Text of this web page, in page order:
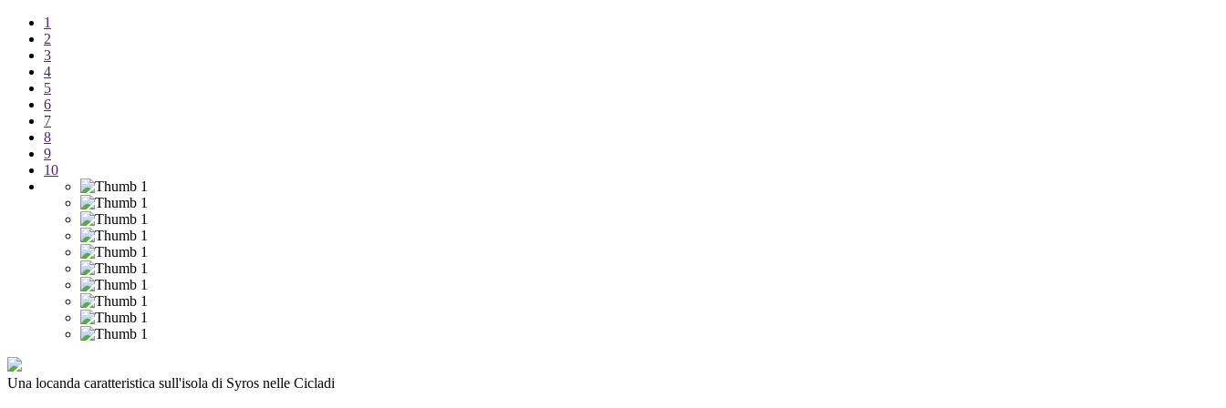
1
2
3
4
5
6
7
8
9
10
Una locanda caratteristica sull'isola di Syros nelle Cicladi